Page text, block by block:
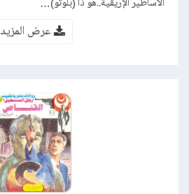
الأساطير الإريقية..هو ذا (بلوتو)…
عرض المزيد